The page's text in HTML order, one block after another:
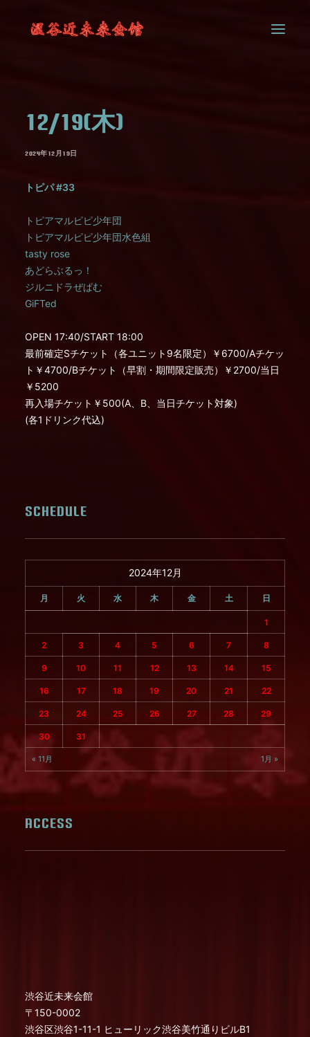
CONTACT12/19(木)
2024年12月19日
トピパ #33
トピアマルピピ少年団
トピアマルピピ少年団水色組
tasty rose
あどらぶるっ！
ジルニドラぜぱむ
GiFTed
OPEN 17:40/START 18:00
最前確定Sチケット（各ユニット9名限定）￥6700/Aチケッ
ト￥4700/Bチケット（早割・期間限定販売）￥2700/当日
￥5200
再入場チケット￥500(A、B、当日チケット対象)
(各1ドリンク代込)
SCHEDULE
2024年12月
月 火 水 木 金 土 日
1
2 3 4 5 6 7 8
9 10 11 12 13 14 15
16 17 18 19 20 21 22
23 24 25 26 27 28 29
30 31
« 11月 1月 »
ACCESS
渋谷近未来会館
〒150-0002
渋谷区渋谷1-11-1 ヒューリック渋谷美竹通りビルB1